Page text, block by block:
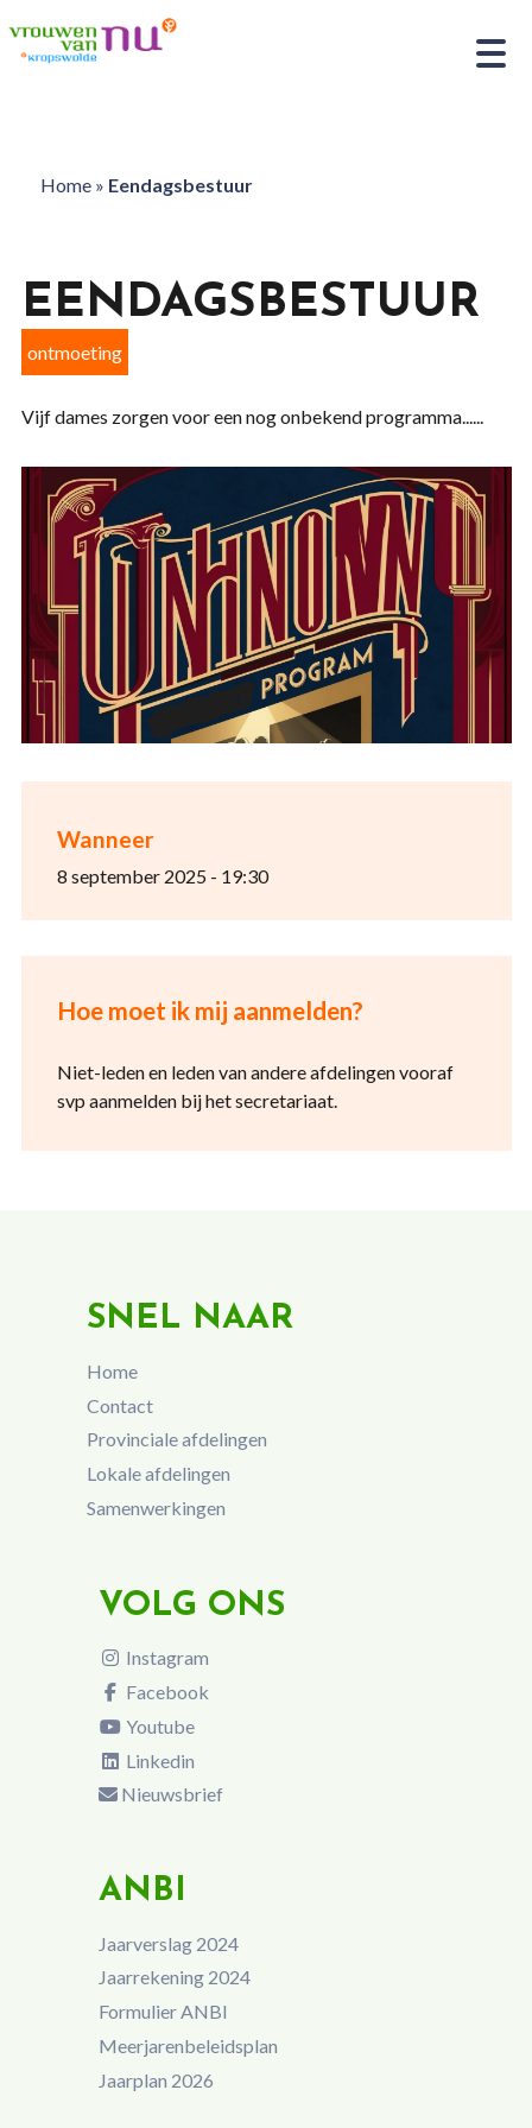
Home» Eendagsbestuur
Wanneer
8 september 2025 - 19:30
Hoe moet ik mij aanmelden?
Niet-leden en leden van andere afdelingen vooraf
svp aanmelden bij het secretariaat.
EENDAGSBESTUUR
ontmoeting
Vijf dames zorgen voor een nog onbekend programma......
SNEL NAAR
Home
Contact
Provinciale afdelingen
Lokale afdelingen
Samenwerkingen
VOLG ONS
Instagram
Facebook
Youtube
Linkedin
Nieuwsbrief
ANBI
Jaarverslag 2024
Jaarrekening 2024
Formulier ANBI
Meerjarenbeleidsplan
Jaarplan 2026